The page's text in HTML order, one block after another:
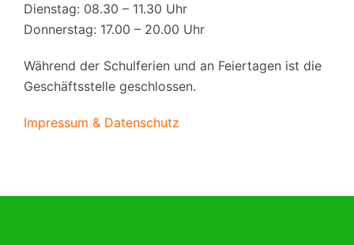
Dienstag: 08.30 – 11.30 Uhr
Donnerstag: 17.00 – 20.00 Uhr
Während der Schulferien und an Feiertagen ist die
Geschäftsstelle geschlossen.
Impressum & Datenschutz